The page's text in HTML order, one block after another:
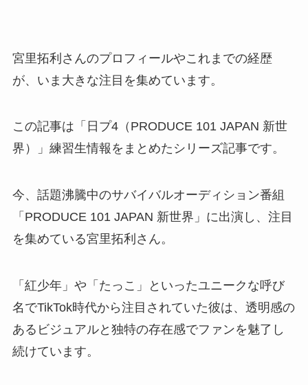
宮里拓利さんのプロフィールやこれまでの経歴
が、いま大きな注目を集めています。
この記事は「日プ4（PRODUCE 101 JAPAN 新世
界）」練習生情報をまとめたシリーズ記事です。
今、話題沸騰中のサバイバルオーディション番組
「PRODUCE 101 JAPAN 新世界」に出演し、注目
を集めている宮里拓利さん。
「紅少年」や「たっこ」といったユニークな呼び
名でTikTok時代から注目されていた彼は、透明感の
あるビジュアルと独特の存在感でファンを魅了し
続けています。